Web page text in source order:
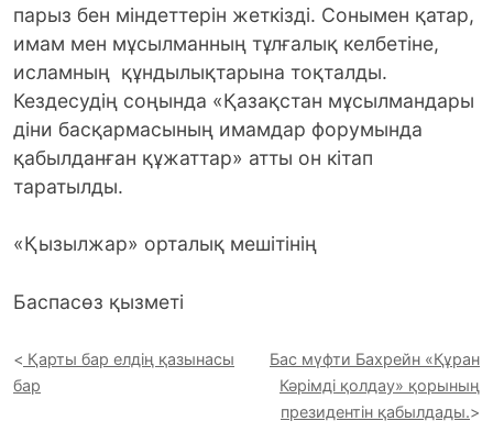
парыз бен міндеттерін жеткізді. Сонымен қатар,
имам мен мұсылманның тұлғалық келбетіне,
исламның құндылықтарына тоқталды.
Кездесудің соңында «Қазақстан мұсылмандары
діни басқармасының имамдар форумында
қабылданған құжаттар» атты он кітап
таратылды.
«Қызылжар» орталық мешітінің
Баспасөз қызметі
Қарты бар елдің қазынасы
бар
Бас мүфти Бахрейн «Құран
Кәрімді қолдау» қорының
президентін қабылдады.